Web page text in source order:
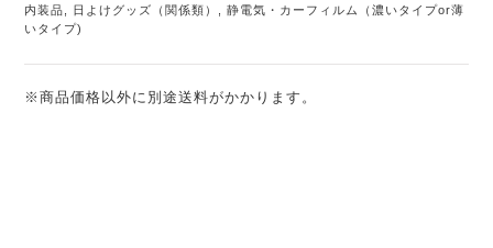
内装品 日よけグッズ（関係類） ,静電気・カーフィルム（濃いタイプor薄
いタイプ)
※商品価格以外に別途送料がかかります。